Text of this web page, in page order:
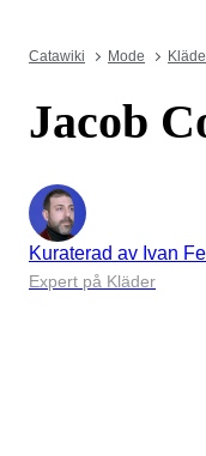
Catawiki Mode
Jacob
Kuraterad av Ivan
Expert på Kläder